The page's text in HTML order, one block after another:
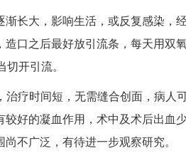
长大，影响生活，或反复感染，
口之后最好放引流条，每天用双
开引流。
疗时间短，无需缝合创面，病人
好的凝血作用，术中及术后出血
不广泛，有待进一步观察研究。